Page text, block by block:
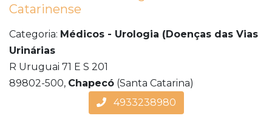
Catarinense
Categoria: Médicos - Urologia (Doenças das Vias
Urinárias
R Uruguai 71 E S 201
89802-500, Chapecó (Santa Catarina)
4933238980